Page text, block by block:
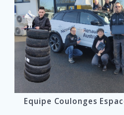
Equipe Coulonges